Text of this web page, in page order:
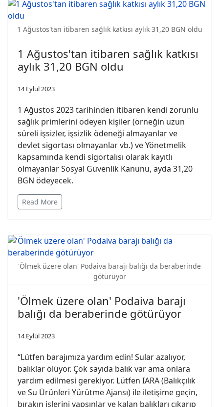
1 Ağustos'tan itibaren sağlık katkısı aylık 31,20 BGN oldu
1 Ağustos'tan itibaren sağlık katkısı
aylık 31,20 BGN oldu
14 Eylül 2023
1 Ağustos 2023 tarihinden itibaren kendi zorunlu
sağlık primlerini ödeyen kişiler (örneğin uzun
süreli işsizler, işsizlik ödeneği almayanlar ve
devlet sigortası olmayanlar vb.) ve Yönetmelik
kapsamında kendi sigortalısı olarak kayıtlı
olmayanlar Sosyal Güvenlik Kanunu, ayda 31,20
BGN ödeyecek.
Read More
'Ölmek üzere olan' Podaiva barajı balığı da beraberinde
götürüyor
'Ölmek üzere olan' Podaiva barajı
balığı da beraberinde götürüyor
14 Eylül 2023
“Lütfen barajımıza yardım edin! Sular azalıyor,
balıklar ölüyor. Çok sayıda balık var ama onlara
yardım edilmesi gerekiyor. Lütfen IARA (Balıkçılık
ve Su Ürünleri Yürütme Ajansı) ile iletişime geçin,
bırakın işlerini yapsınlar ve kalan balıkları çıkarıp